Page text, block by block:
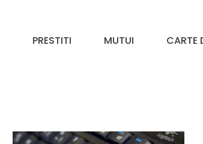
PRESTITI MUTUI CARTE